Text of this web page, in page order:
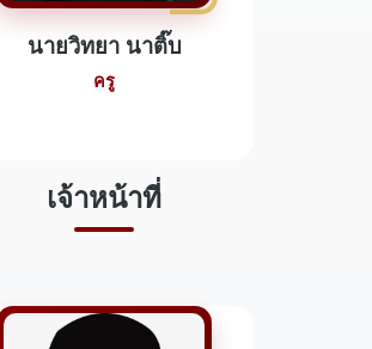
นายวิทยา นาติ๊บ
ครู
เจ้าหน้าที่